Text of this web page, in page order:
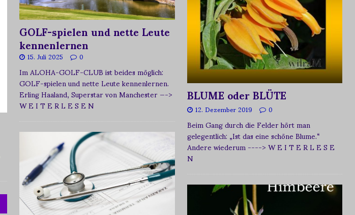
GOLF-spielen und nette Leute
kennenlernen
15. Juli 2025 0
Im ALOHA-GOLF-CLUB ist beides möglich:
GOLF-spielen und nette Leute kennenlernen.
Erling Haaland, Superstar von Manchester—->
W E I T E R L E S E N BLUME oder BLÜTE
12. Dezember 2019 0
Beim Gang durch die Felder hört man
gelegentlich: „Ist das eine schöne Blume.“
Andere wiederum----> W E I T E R L E S E
N